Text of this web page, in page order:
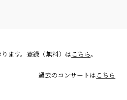
ます。登録（無料）はこちら。
過去のコンサートはこちら